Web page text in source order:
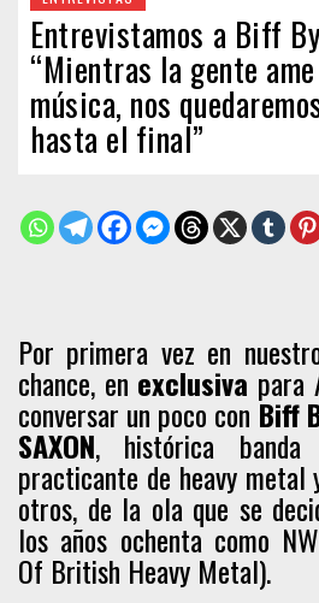
Entrevistamos a Biff
“Mientras la gente
música, nos
hasta el final”
Por primera vez en
chance, en exclusiva para
conversar un poco con Biff
SAXON, histórica
practicante de heavy metal
otros, de la ola que se
los años ochenta como
Of British Heavy Metal).